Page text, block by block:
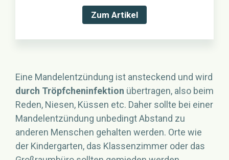
Zum Artikel
Eine Mandelentzündung ist ansteckend und wird
durch Tröpfcheninfektion übertragen, also beim
Reden, Niesen, Küssen etc. Daher sollte bei einer
Mandelentzündung unbedingt Abstand zu
anderen Menschen gehalten werden. Orte wie
der Kindergarten, das Klassenzimmer oder das